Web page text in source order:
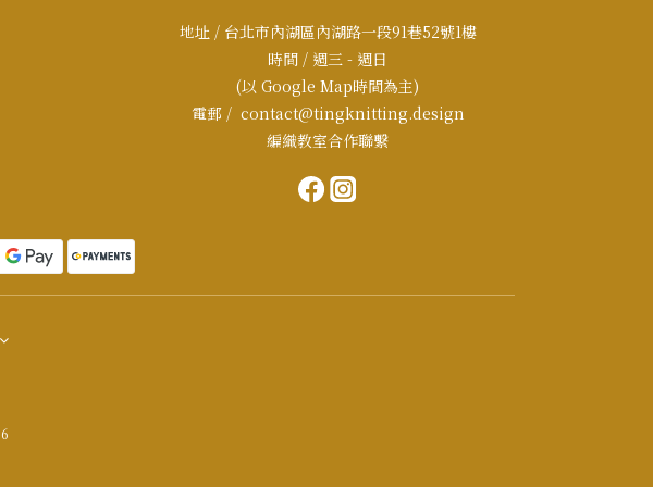
地址 / 台北市內湖區內湖路一段91巷52號1樓
時間 / 週三 - 週日
(以 Google Map時間為主)
電郵 / contact@tingknitting.design
編織教室合作聯繫